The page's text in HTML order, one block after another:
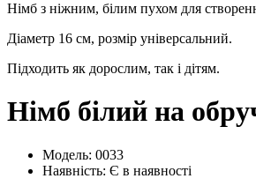
Німб з ніжним, білим пухом для
Діаметр 16 см, розмір універсальний.
Підходить як дорослим, так і дітям.
Німб білий на
Модель: 0033
Наявність: Є в наявності